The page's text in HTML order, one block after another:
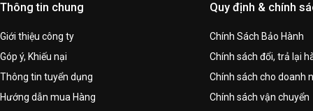
Thông tin chung
Giới thiệu công ty
Góp ý, Khiếu nại
Thông tin tuyển dụng
Hướng dẫn mua Hàng
Quy định & chính
Chính Sách Bảo Hành
Chính sách đổi, trả lại
Chính sách cho doanh
Chính sách vận chuyển